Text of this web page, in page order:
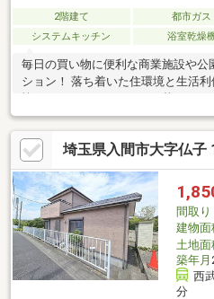
2階建て 都市ガス
システムキッチン
浴室乾燥
毎日の買い物に便利な商業施設や公
ション！ 落ち着いた住環境と生活
すすめの住まいです◎
埼玉県入間市大字仏子
間取り
建物面
土地面
築年月
西
分